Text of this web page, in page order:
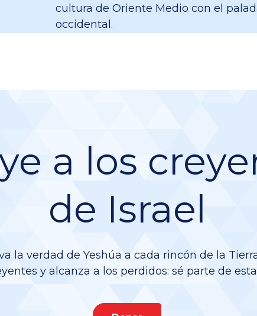
cultura de Oriente Medio con el
occidental.
a los
de Israel
la verdad de Yeshúa a cada rincón de la
y alcanza a los perdidos: sé parte de